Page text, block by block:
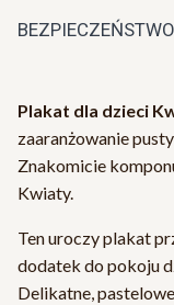
BEZPIECZEŃSTWO
Plakat dla dzieci
zaaranżowanie
Znakomicie
Kwiaty.
Ten uroczy plakat
dodatek do pokoju
Delikatne,